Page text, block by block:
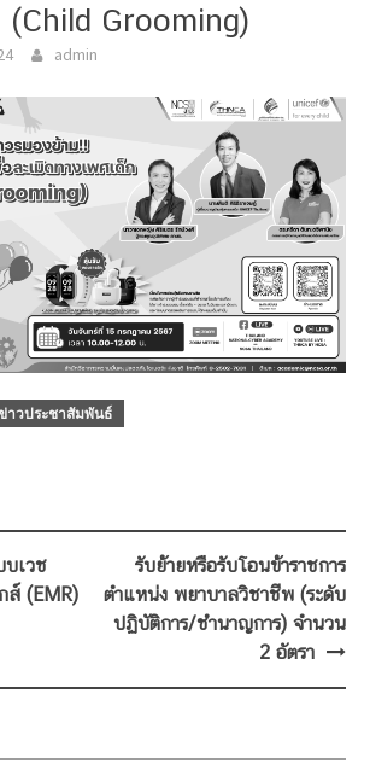
(Child Grooming)
admin
าวประชาสัมพันธ์
บเวช
ส์ (EMR)
รับย้ายหรือรับโอนข้าราชการ
ตำแหน่ง พยาบาลวิชาชีพ (ระดับ
ปฏิบัติการ/ชำนาญการ) จำนวน
2 อัตรา